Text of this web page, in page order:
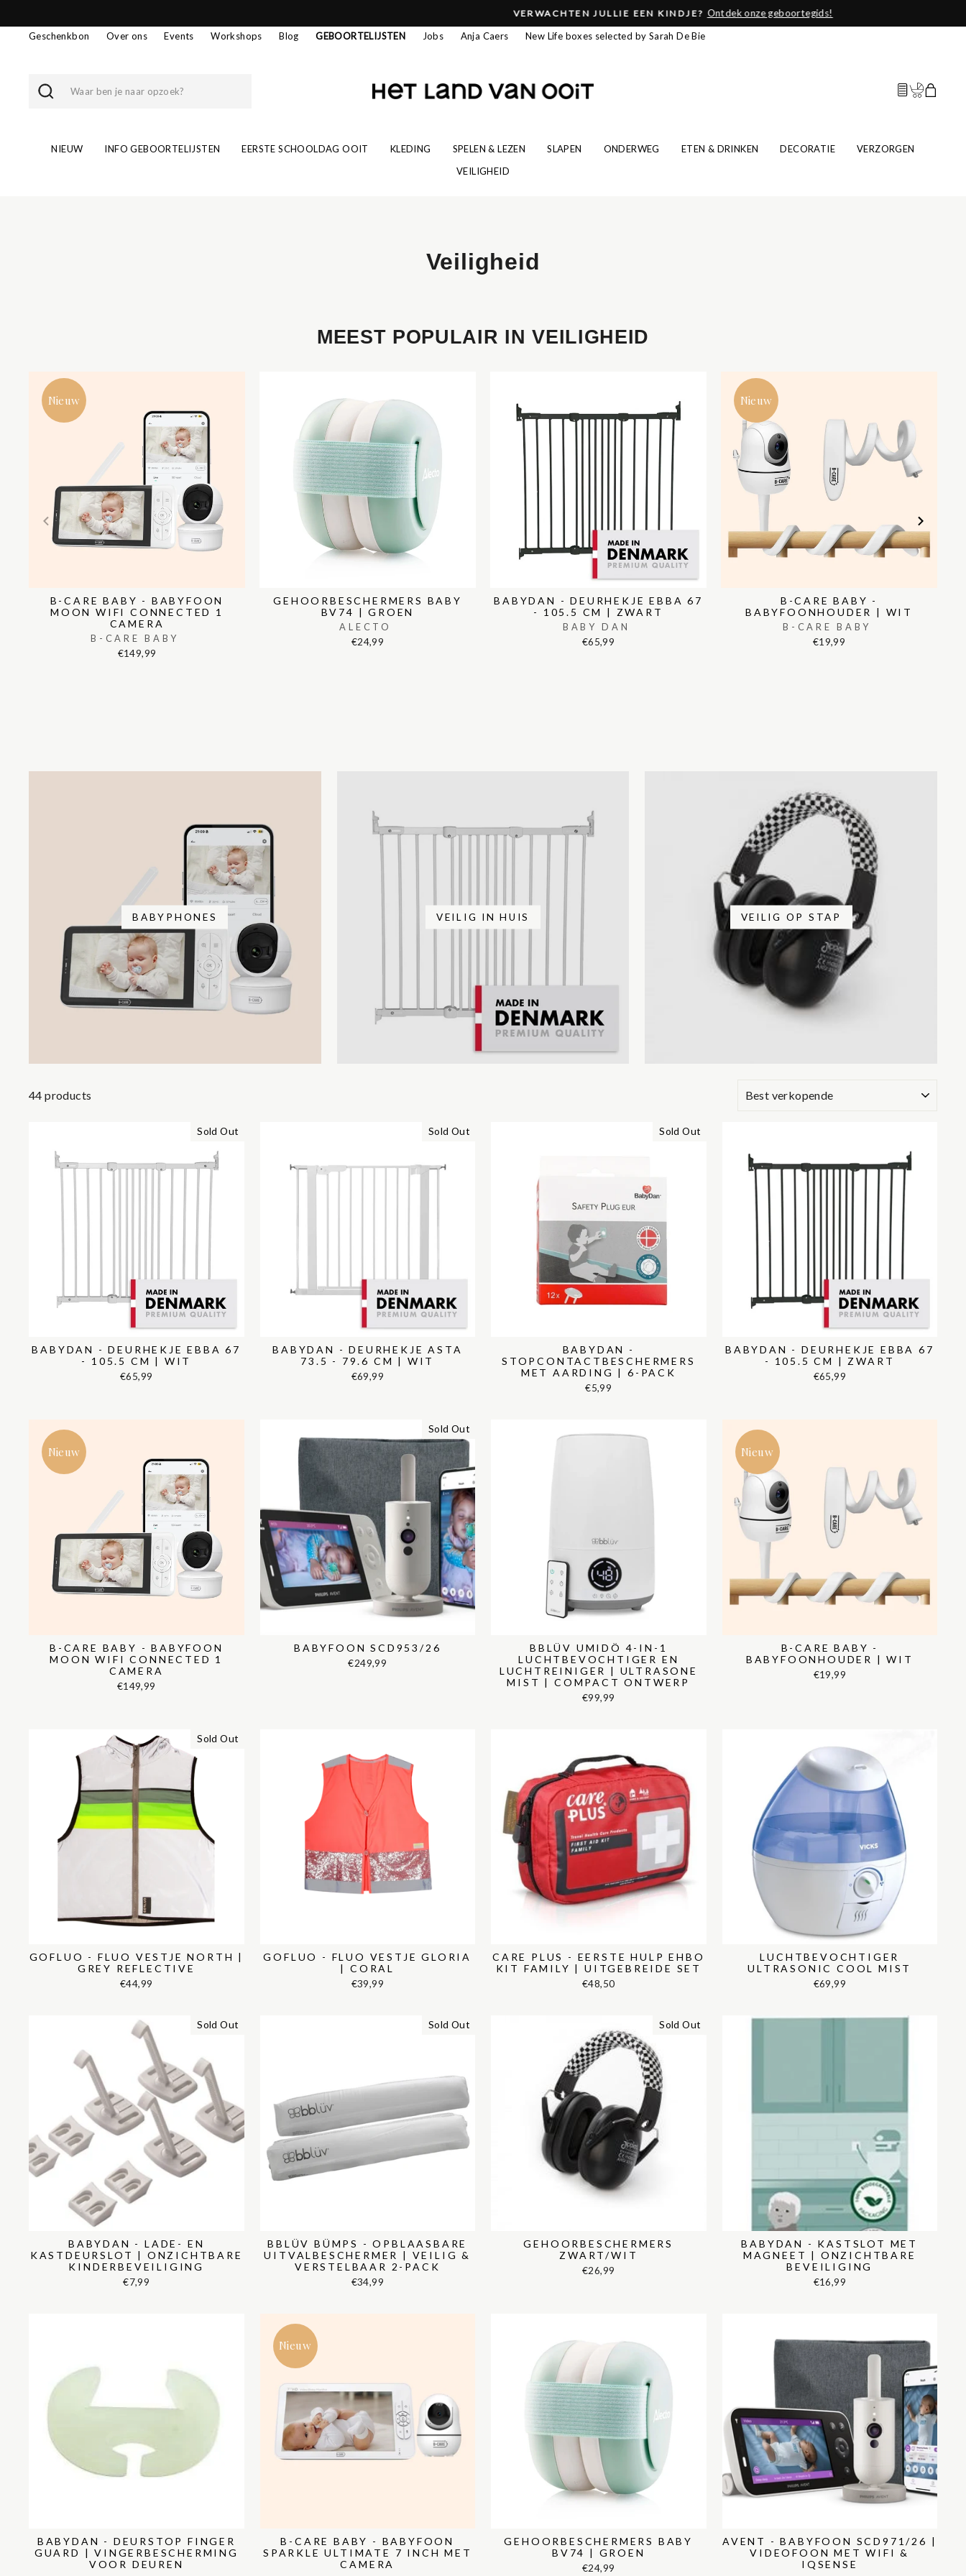
content
Pause
slideshow
VERWACHTEN JULLIE EEN KINDJE? Ontdek onze geboortegids!
Geschenkbon
Over ons Events Workshops Blog GEBOORTELIJSTEN Jobs Anja Caers New Life boxes selected by Sarah De Bie
Zoek een
Beheer
NIEUW INFO GEBOORTELIJSTEN EERSTE SCHOOLDAG OOIT KLEDING SPELEN & LEZEN SLAPEN ONDERWEG ETEN & DRINKEN DECORATIE
VERZORGEN
VEILIGHEID
Veiligheid
MEEST POPULAIR IN VEILIGHEID
Nieuw
B-CARE BABY - BABYFOON
MOON WIFI CONNECTED 1
CAMERA
B-CARE BABY
€149,99
GEHOORBESCHERMERS BABY
BV74 | GROEN
ALECTO
€24,99
BABYDAN - DEURHEKJE EBBA 67
- 105.5 CM | ZWART
BABY DAN
€65,99
Nieuw
B-CARE BABY -
BABYFOONHOUDER | WIT
B-CARE BABY
€19,99
BABYPHONES VEILIG IN HUIS VEILIG OP STAP
44 products
Sold Out
BABYDAN - DEURHEKJE EBBA 67
- 105.5 CM | WIT
€65,99
Sold Out
BABYDAN - DEURHEKJE ASTA
73.5 - 79.6 CM | WIT
€69,99
Sold Out
BABYDAN -
STOPCONTACTBESCHERMERS
MET AARDING | 6-PACK
€5,99
BABYDAN - DEURHEKJE EBBA 67
- 105.5 CM | ZWART
€65,99
Nieuw
B-CARE BABY - BABYFOON
MOON WIFI CONNECTED 1
CAMERA
€149,99
Sold Out
BABYFOON SCD953/26
€249,99
BBLÜV UMIDÖ 4-IN-1
LUCHTBEVOCHTIGER EN
LUCHTREINIGER | ULTRASONE
MIST | COMPACT ONTWERP
€99,99
Nieuw
B-CARE BABY -
BABYFOONHOUDER | WIT
€19,99
Sold Out
GOFLUO - FLUO VESTJE NORTH |
GREY REFLECTIVE
€44,99
GOFLUO - FLUO VESTJE GLORIA
| CORAL
€39,99
CARE PLUS - EERSTE HULP EHBO
KIT FAMILY | UITGEBREIDE SET
€48,50
LUCHTBEVOCHTIGER
ULTRASONIC COOL MIST
€69,99
Sold Out
BABYDAN - LADE- EN
KASTDEURSLOT | ONZICHTBARE
KINDERBEVEILIGING
€7,99
Sold Out
BBLÜV BÜMPS - OPBLAASBARE
UITVALBESCHERMER | VEILIG &
VERSTELBAAR 2-PACK
€34,99
Sold Out
GEHOORBESCHERMERS
ZWART/WIT
€26,99
BABYDAN - KASTSLOT MET
MAGNEET | ONZICHTBARE
BEVEILIGING
€16,99
BABYDAN - DEURSTOP FINGER
GUARD | VINGERBESCHERMING
VOOR DEUREN
Nieuw
B-CARE BABY - BABYFOON
SPARKLE ULTIMATE 7 INCH MET
CAMERA
GEHOORBESCHERMERS BABY
BV74 | GROEN
€24,99
AVENT - BABYFOON SCD971/26 |
VIDEOFOON MET WIFI &
IQSENSE